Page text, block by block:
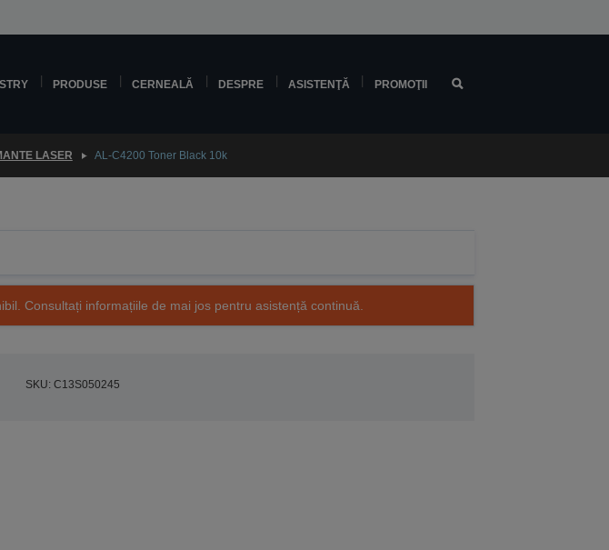
PRODUSE CERNEALĂ DESPRE ASISTENŢĂ PROMOŢII
LASER AL-C4200 Toner Black 10k
Consultați informațiile de mai jos pentru asistență continuă.
SKU: C13S050245